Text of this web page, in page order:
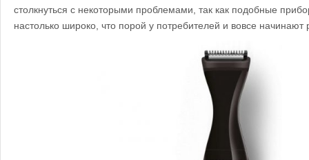
столкнуться с некоторыми проблемами, так как подобные
настолько широко, что порой у потребителей и вовсе начинают